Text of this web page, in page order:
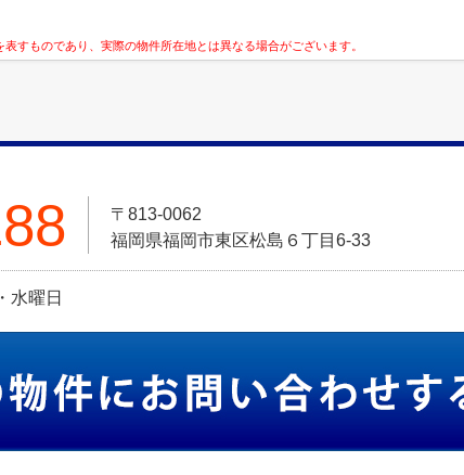
すものであり、実際の物件所在地とは異なる場合がございます。
〒813-0062
福岡県福岡市東区松島６丁目6-33
水曜日